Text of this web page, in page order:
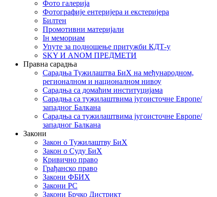
Фото галерија
Фотографије ентеријера и екстеријера
Билтен
Промотивни материјали
Iн мемориам
Упуте за подношење притужби КДТ-у
SKY И ANOM ПРЕДМЕТИ
Правна сарадња
Сарадња Тужилаштва БиХ на међународном,
регионалном и националном нивоу
Сарадња са домаћим институцијама
Сарадња са тужилаштвима југоисточне Европе/
западног Балкана
Сарадња са тужилаштвима југоисточне Европе/
западног Балкана
Закони
Закон о Тужилаштву БиХ
Закон о Суду БиХ
Кривично право
Грађанско право
Закони ФБИХ
Закони РС
Закони Брчко Дистрикт